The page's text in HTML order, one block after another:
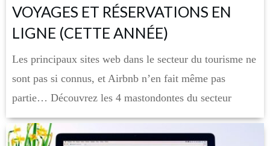
VOYAGES ET RÉSERVATIONS EN
LIGNE (CETTE ANNÉE)
Les principaux sites web dans le secteur du tourisme ne
sont pas si connus, et Airbnb n’en fait même pas
partie… Découvrez les 4 mastondontes du secteur